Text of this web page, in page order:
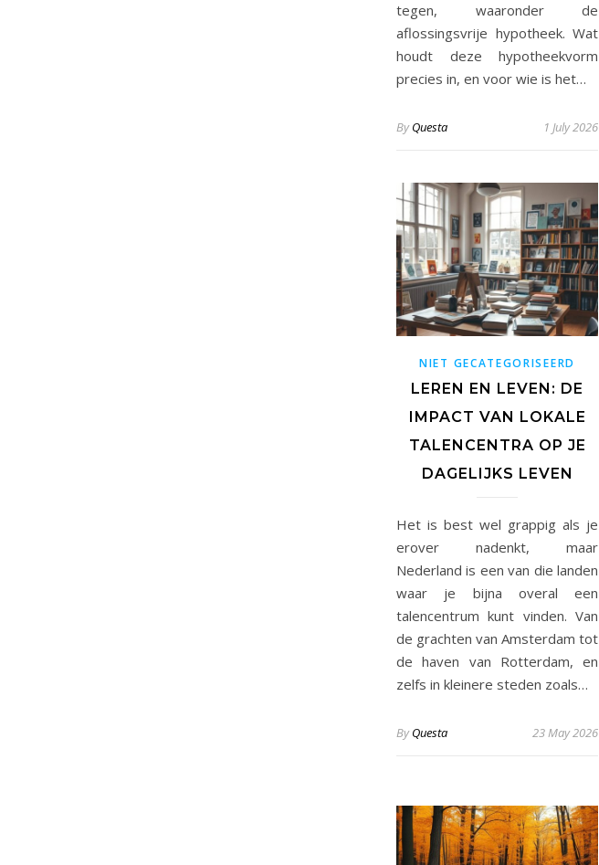
tegen, waaronder de
aflossingsvrije hypotheek. Wat
houdt deze hypotheekvorm
precies in, en voor wie is het…
ByQuesta 1 July 2026
NIET GECATEGORISEERD
LEREN EN LEVEN: DE
IMPACT VAN LOKALE
TALENCENTRA OP JE
DAGELIJKS LEVEN
Het is best wel grappig als je
erover nadenkt, maar
Nederland is een van die landen
waar je bijna overal een
talencentrum kunt vinden. Van
de grachten van Amsterdam tot
de haven van Rotterdam, en
zelfs in kleinere steden zoals…
ByQuesta 23 May 2026